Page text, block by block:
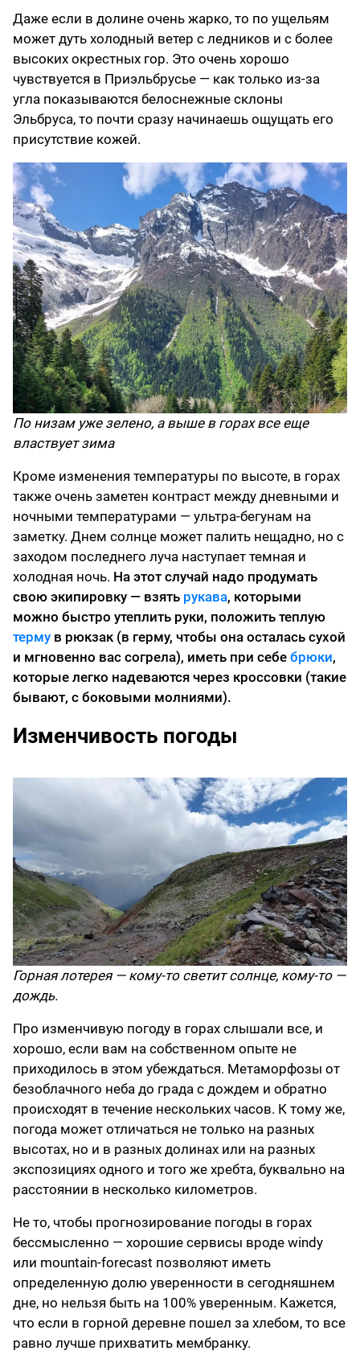
Даже если в долине очень жарко, то по ущельям
может дуть холодный ветер с ледников и с более
высоких окрестных гор. Это очень хорошо
чувствуется в Приэльбрусье — как только из-за
угла показываются белоснежные склоны
Эльбруса, то почти сразу начинаешь ощущать его
присутствие кожей.
По низам уже зелено, а выше в горах все еще
властвует зима
Кроме изменения температуры по высоте, в горах
также очень заметен контраст между дневными и
ночными температурами — ультра-бегунам на
заметку. Днем солнце может палить нещадно, но с
заходом последнего луча наступает темная и
холодная ночь. На этот случай надо продумать
свою экипировку — взять рукава, которыми
можно быстро утеплить руки, положить теплую
терму в рюкзак (в герму, чтобы она осталась сухой
и мгновенно вас согрела), иметь при себе брюки,
которые легко надеваются через кроссовки (такие
бывают, с боковыми молниями).
Изменчивость погоды
Горная лотерея — кому-то светит солнце, кому-то —
дождь.
Про изменчивую погоду в горах слышали все, и
хорошо, если вам на собственном опыте не
приходилось в этом убеждаться. Метаморфозы от
безоблачного неба до града с дождем и обратно
происходят в течение нескольких часов. К тому же,
погода может отличаться не только на разных
высотах, но и в разных долинах или на разных
экспозициях одного и того же хребта, буквально на
расстоянии в несколько километров.
Не то, чтобы прогнозирование погоды в горах
бессмысленно — хорошие сервисы вроде windy
или mountain-forecast позволяют иметь
определенную долю уверенности в сегодняшнем
дне, но нельзя быть на 100% уверенным. Кажется,
что если в горной деревне пошел за хлебом, то все
равно лучше прихватить мембранку.